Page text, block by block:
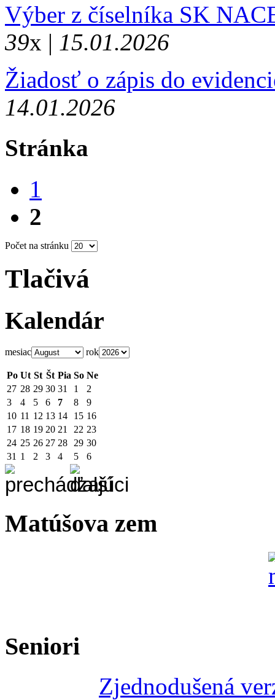
Výber z číselníka SK
39x | 15.01.2026
Žiadosť o zápis do
14.01.2026
Stránka
1
2
Počet na stránku
Tlačivá
Kalendár
mesiac rok
Po Ut St Št Pia So Ne
27 28 29 30 31 1
2
3
4 5 6 7 8
9
10 11 12 13 14 15 16
17 18 19 20 21 22 23
24 25 26 27 28 29 30
31 1 2 3 4 5 6
Matúšova zem
Seniori
Zjednodušená